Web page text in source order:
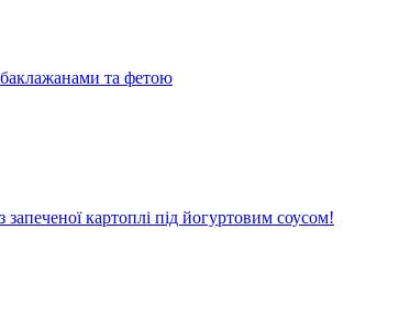
та фетою
картоплі під йогуртовим соусом!